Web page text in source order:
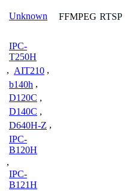
Unknown FFMPEG RTSP
IPC-
T250H
, AIT210 ,
b140h ,
D120C ,
D140C ,
D640H-Z ,
IPC-
B120H
,
IPC-
B121H